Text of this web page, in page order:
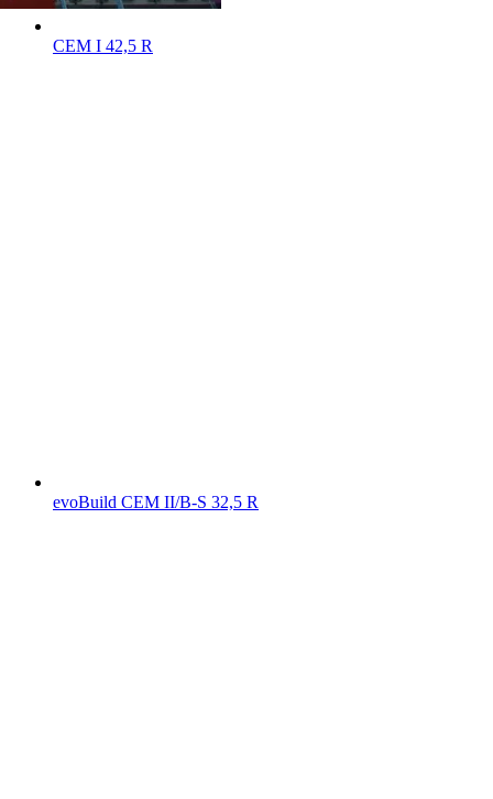
CEM I 42,5 R
evoBuild CEM II/B-S 32,5 R